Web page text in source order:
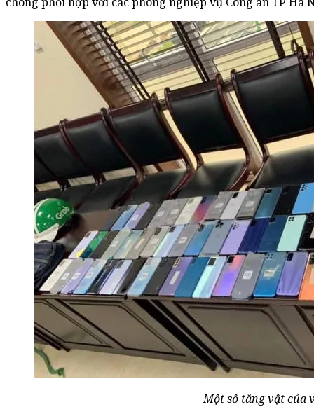
Một số tăng vật của